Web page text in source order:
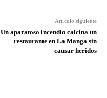
Artículo siguiente
Un aparatoso incendio calcina un
restaurante en La Manga sin
causar heridos